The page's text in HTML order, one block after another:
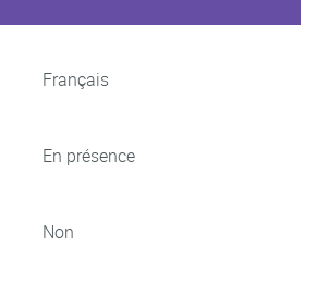
Français
En présence
Non